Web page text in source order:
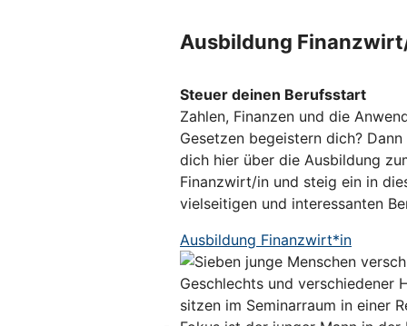
Ausbildung
Steuer deinen Berufsstart
Zahlen, Finanzen und die
Gesetzen begeistern dich?
dich hier über die Ausbildung
Finanzwirt/in und steig ein in
vielseitigen und interessanten
Ausbildung Finanzwirt*in